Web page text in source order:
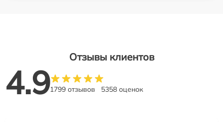
Отзывы клиентов
4.91799 отзывов 5358 оценок